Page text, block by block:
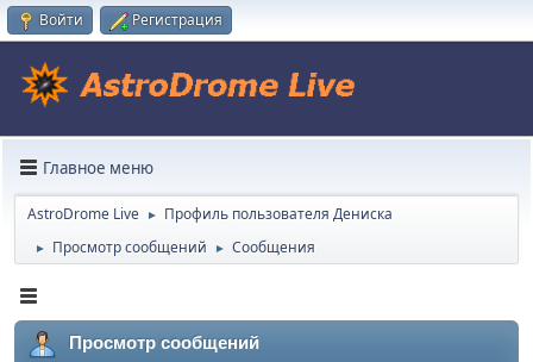
Войти Регистрация
Главное меню
AstroDrome Live ► Профиль пользователя Дениска
► Просмотр сообщений ► Сообщения
Просмотр сообщений